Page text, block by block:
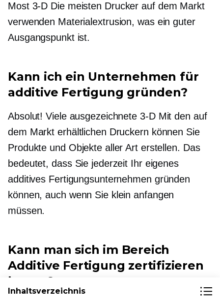
Most 3-D Die meisten Drucker auf dem Markt
verwenden Materialextrusion, was ein guter
Ausgangspunkt ist.
Kann ich ein Unternehmen für
additive Fertigung gründen?
Absolut! Viele ausgezeichnete 3-DMit den auf
dem Markt erhältlichen Druckern können Sie
Produkte und Objekte aller Art erstellen. Das
bedeutet, dass Sie jederzeit Ihr eigenes
additives Fertigungsunternehmen gründen
können, auch wenn Sie klein anfangen
müssen.
Kann man sich im Bereich
Additive Fertigung zertifizieren
lassen?
Inhaltsverzeichnis